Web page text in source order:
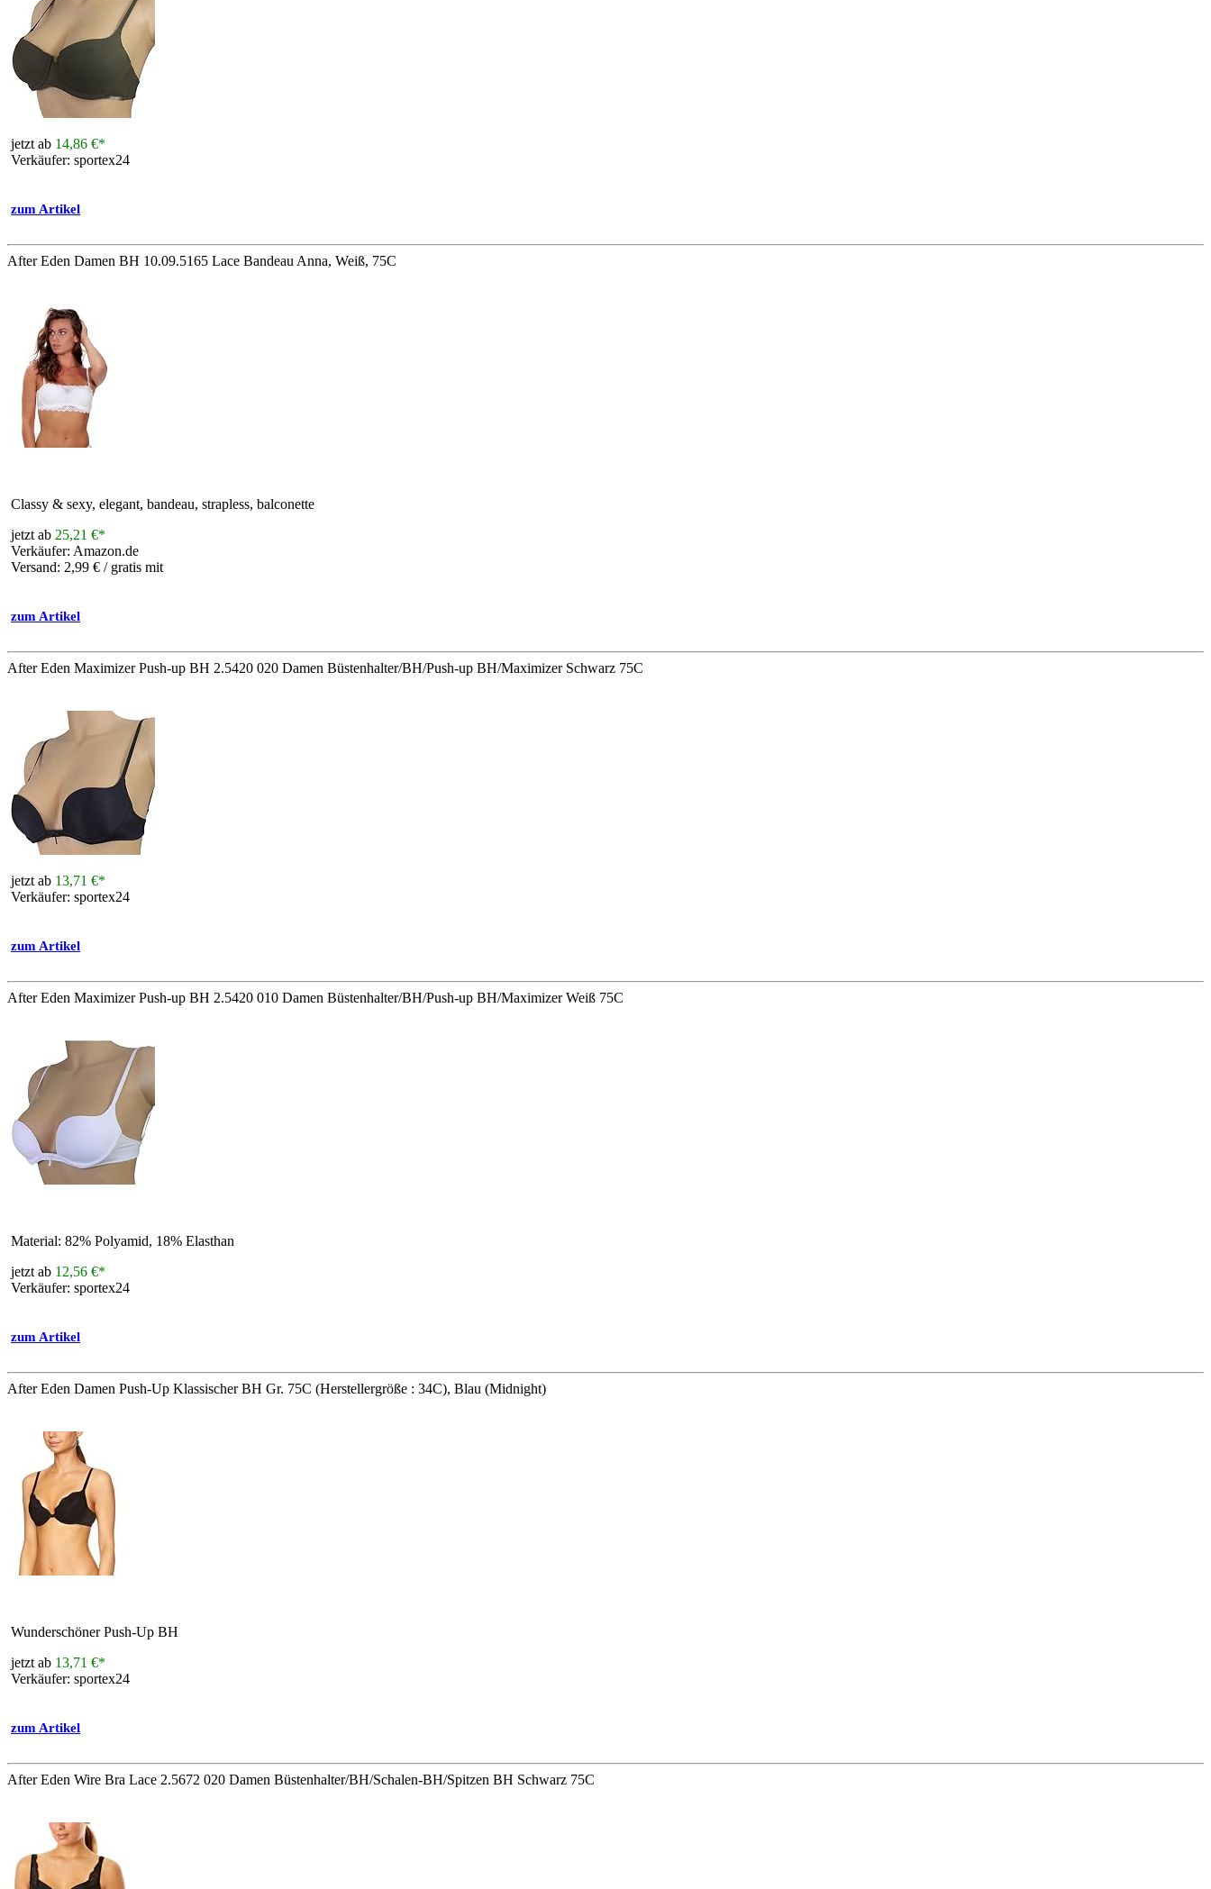
jetzt ab 14,86 €*
Verkäufer: sportex24
zum Artikel
After Eden Damen BH 10.09.5165 Lace Bandeau Anna, Weiß, 75C
Classy & sexy, elegant, bandeau, strapless, balconette
jetzt ab 25,21 €*
Verkäufer: Amazon.de
Versand: 2,99 € / gratis mit
zum Artikel
After Eden Maximizer Push-up BH 2.5420 020 Damen Büstenhalter/BH/Push-up BH/Maximizer Schwarz 75C
jetzt ab 13,71 €*
Verkäufer: sportex24
zum Artikel
After Eden Maximizer Push-up BH 2.5420 010 Damen Büstenhalter/BH/Push-up BH/Maximizer Weiß 75C
Material: 82% Polyamid, 18% Elasthan
jetzt ab 12,56 €*
Verkäufer: sportex24
zum Artikel
After Eden Damen Push-Up Klassischer BH Gr. 75C (Herstellergröße : 34C), Blau (Midnight)
Wunderschöner Push-Up BH
jetzt ab 13,71 €*
Verkäufer: sportex24
zum Artikel
After Eden Wire Bra Lace 2.5672 020 Damen Büstenhalter/BH/Schalen-BH/Spitzen BH Schwarz 75C